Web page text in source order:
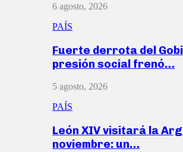
6 agosto, 2026
PAÍS
Fuerte derrota del
presión social frenó…
5 agosto, 2026
PAÍS
León XIV visitará la
noviembre: un…